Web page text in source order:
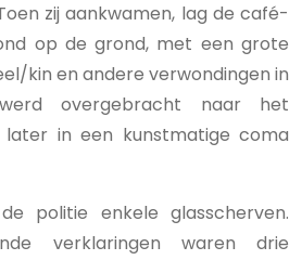
zij aankwamen, lag de café-
op de grond, met een grote
kin en andere verwondingen in
overgebracht naar het
later in een kunstmatige coma
politie enkele glasscherven.
verklaringen waren drie